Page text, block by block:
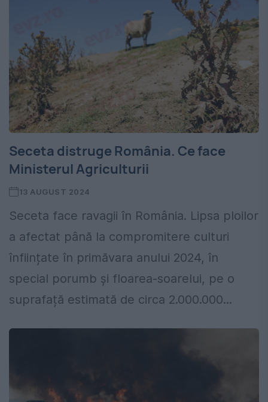
Seceta distruge România. Ce face
Ministerul Agriculturii
13 AUGUST 2024
Seceta face ravagii în România. Lipsa ploilor
a afectat până la compromitere culturi
înființate în primăvara anului 2024, în
special porumb și floarea-soarelui, pe o
suprafață estimată de circa 2.000.000...